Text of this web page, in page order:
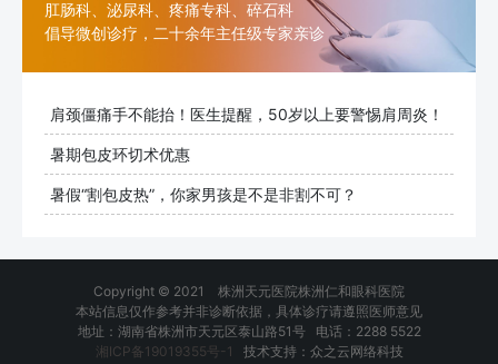
肛肠科、泌尿科、疼痛专科、碎石科
倡导微创诊疗，二十余年主任级专家亲诊
肩颈僵痛手不能抬！医生提醒，50岁以上要警惕肩周炎！
暑期包皮环切术优惠
暑假“割包皮热”，你家男孩是不是非割不可？
Copyright © 2021 株洲天元医院株洲仁和眼科医院
本站信息仅作参考并非诊断依据，具体诊疗请遵照医师意见
地址：湖南省株洲市天元区泰山路51号 电话：2288 5522
湘ICP备19019355号-1 技术支持：众之云网络科技